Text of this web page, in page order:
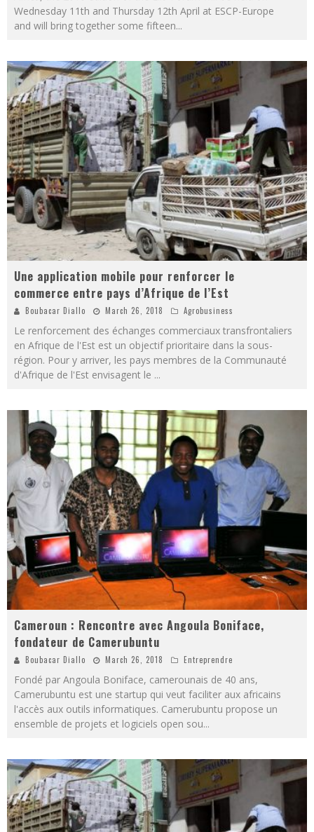
Wednesday 11th and Thursday 12th April at ESCP-Europe
and will bring together some fifteen...
Une application mobile pour renforcer le
commerce entre pays d’Afrique de l’Est
Boubacar Diallo March 26, 2018 Agrobusiness
Le renforcement des échanges commerciaux transfrontaliers
en Afrique de l'Est est un objectif prioritaire dans la sous-
région. Pour y arriver, les pays membres de la Communauté
d'Afrique de l'Est envisagent le ...
Cameroun : Rencontre avec Angoula Boniface,
fondateur de Camerubuntu
Boubacar Diallo March 26, 2018 Entreprendre
Fondé par Angoula Boniface, camerounais de 40 ans,
Camerubuntu est une startup qui veut faciliter aux africains
l'accès aux outils informatiques. Camerubuntu propose un
ensemble de projets et logiciels open sou...